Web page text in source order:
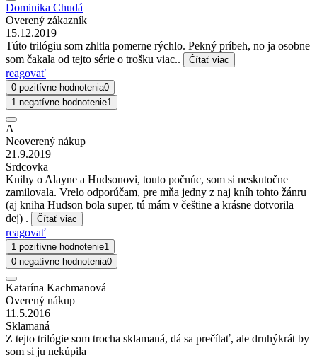
Dominika Chudá
Overený zákazník
15.12.2019
Túto trilógiu som zhltla pomerne rýchlo. Pekný príbeh, no ja osobne
som čakala od tejto série o trošku viac..
Čítať viac
reagovať
0 pozitívne hodnotenia0
1 negatívne hodnotenie1
A
Neoverený nákup
21.9.2019
Srdcovka
Knihy o Alayne a Hudsonovi, touto počnúc, som si neskutočne
zamilovala. Vrelo odporúčam, pre mňa jedny z naj kníh tohto žánru
(aj kniha Hudson bola super, tú mám v češtine a krásne dotvorila
dej) .
Čítať viac
reagovať
1 pozitívne hodnotenie1
0 negatívne hodnotenia0
Katarína Kachmanová
Overený nákup
11.5.2016
Sklamaná
Z tejto trilógie som trocha sklamaná, dá sa prečítať, ale druhýkrát by
som si ju nekúpila